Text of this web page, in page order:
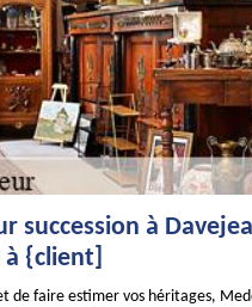
succession à
{client]
de faire estimer vos héritages,